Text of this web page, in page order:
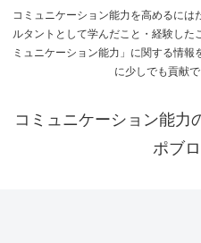
コミュニケーション能力を高めるに
ルタントとして学んだこと・経験した
ミュニケーション能力」に関する情
に少しでも貢献
コミュニケーション能力
ポブロ